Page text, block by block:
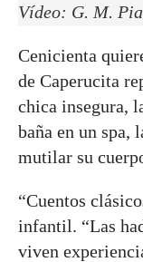
Vídeo: G. M.
Cenicienta
de Caperucita
chica insegura,
baña en un spa,
mutilar su
“Cuentos
infantil. “Las
viven